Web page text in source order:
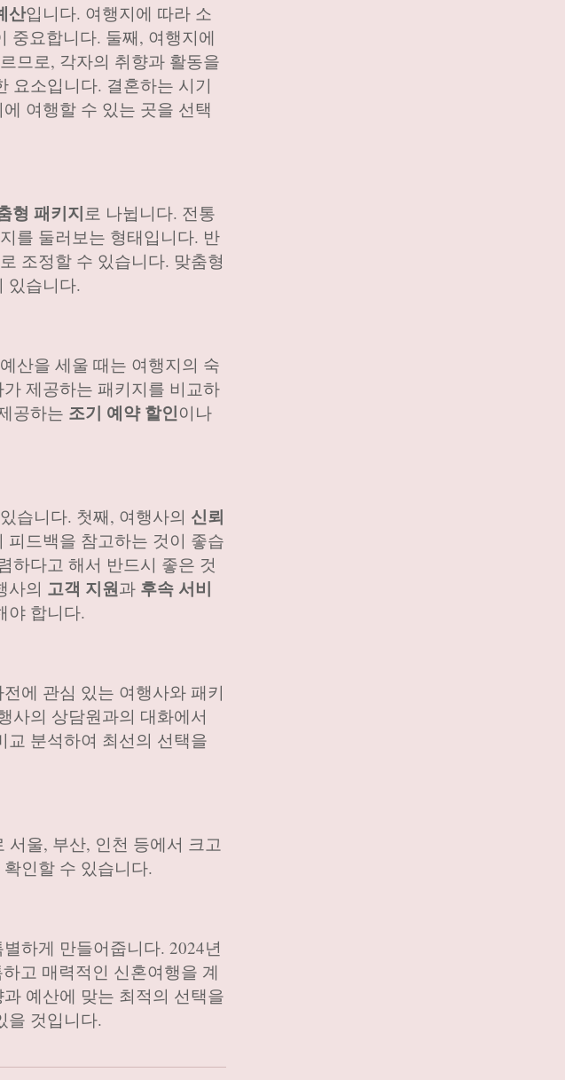
산입니다. 여행지에 따라 소
중요합니다. 둘째, 여행지에
므로, 각자의 취향과 활동을
요소입니다. 결혼하는 시기
여행할 수 있는 곳을 선택
형 패키지로 나뉩니다. 전통
를 둘러보는 형태입니다. 반
조정할 수 있습니다. 맞춤형
있습니다.
산을 세울 때는 여행지의 숙
제공하는 패키지를 비교하
공하는 조기 예약 할인이나
습니다. 첫째, 여행사의 신뢰
드백을 참고하는 것이 좋습
하다고 해서 반드시 좋은 것
사의 고객 지원과 후속 서비
야 합니다.
에 관심 있는 여행사와 패키
사의 상담원과의 대화에서
교 분석하여 최선의 선택을
서울, 부산, 인천 등에서 크고
인할 수 있습니다.
하게 만들어줍니다. 2024년
고 매력적인 신혼여행을 계
예산에 맞는 최적의 선택을
을 것입니다.